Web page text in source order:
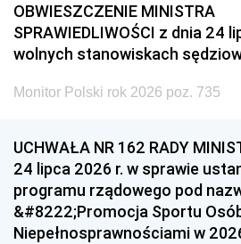
OBWIESZCZENIE MINISTRA
SPRAWIEDLIWOŚCI z dnia 24
wolnych stanowiskach
Monitor Polski rok 2026 poz. 735
UCHWAŁA NR 162 RADY
24 lipca 2026 r. w sprawie
programu rządowego pod
&#8222;Promocja Sportu
Niepełnosprawnościami w